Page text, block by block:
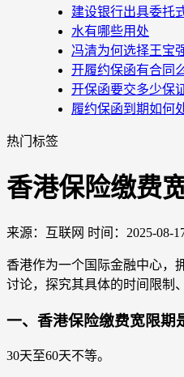
建设银行出具委托
水有哪些用处
冯清为何选择王宝
开履约保函有合同
开保函要交多少保
履约保函到期如何
热门标签
香港保险缴费
来源：互联网 时间：2025-08-
香港作为一个国际金融中心，
讨论，探究其具体的时间限制
一、香港保险缴费宽限期
30天至60天不等。